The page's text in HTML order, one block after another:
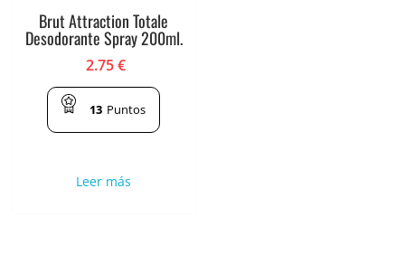
Brut Attraction Totale
Desodorante Spray 200ml.
2.75€
13 Puntos
Leer más